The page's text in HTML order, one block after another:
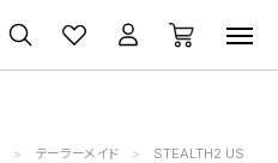
買取
無料査定
クーポン
一覧
テーラーメイド STEALTH2 US